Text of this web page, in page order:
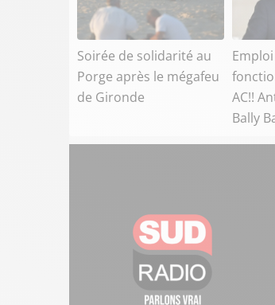
Soirée de solidarité au
Porge après le mégafeu
de Gironde
AC!!
Bally